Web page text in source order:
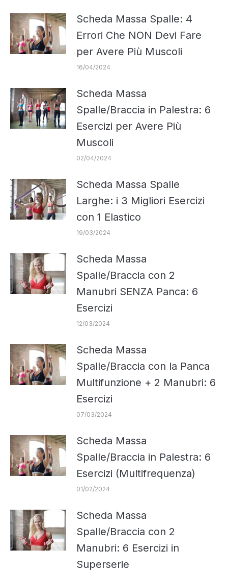
Scheda Massa Spalle: 4
Errori Che NON Devi Fare
per Avere Più Muscoli
16/04/2024
Scheda Massa
Spalle/Braccia in Palestra: 6
Esercizi per Avere Più
Muscoli
02/04/2024
Scheda Massa Spalle
Larghe: i 3 Migliori Esercizi
con 1 Elastico
19/03/2024
Scheda Massa
Spalle/Braccia con 2
Manubri SENZA Panca: 6
Esercizi
12/03/2024
Scheda Massa
Spalle/Braccia con la Panca
Multifunzione + 2 Manubri: 6
Esercizi
07/03/2024
Scheda Massa
Spalle/Braccia in Palestra: 6
Esercizi (Multifrequenza)
01/02/2024
Scheda Massa
Spalle/Braccia con 2
Manubri: 6 Esercizi in
Superserie